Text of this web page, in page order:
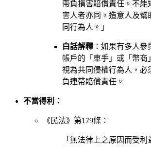
帶負損害賠償責任。不能
害人者亦同。造意人及幫
同行為人。」
白話解釋 ：如果有多人
帳戶的「車手」或「幣商
視為共同侵權行為人，必
負連帶賠償責任。
不當得利：
《民法》第179條：
「無法律上之原因而受